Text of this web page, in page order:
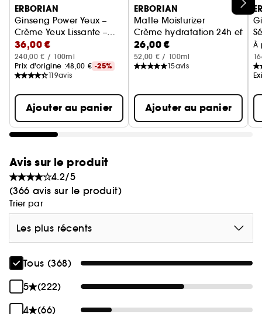
(1)\tRésultats prouvés par tests d'efficacité et/ou
tests consommateur sur 33 volontaires
(2)\tTest consommateur sur 30 volontaires.
Ignorer le carrousel produits
ERBORIAN
Ginseng Power Yeux –
Crème Yeux Lissante –
Ridules & Rides
36,00 €
240,00 € / 100ml
Prix d'origine :48,00 € -25%
119avis
Ajouter au panier
ERBORIAN
Matte Moisturizer
Crème hydratation 24h effet
26,00 €
52,00 € / 100ml
15avis
Ajouter au panier
À
Avis sur le produit
4.2/5
(366 avis sur le produit)
Trier par
Les plus récents
Tous (368)
5
(222)
4
(66)